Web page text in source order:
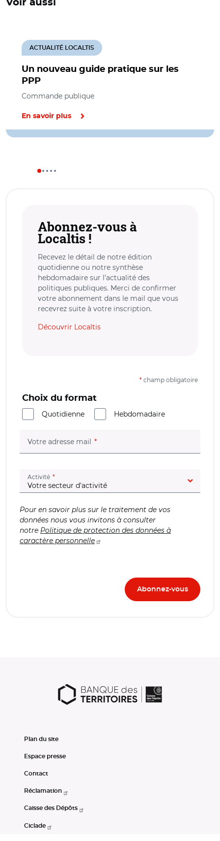
Voir aussi
Un nouveau guide pratique sur les
PPP
ACTUALITÉ LOCALTIS
Commande publique
En savoir plus
Abonnez-vous à
Localtis !
Recevez le détail de notre édition
quotidienne ou notre synthèse
hebdomadaire sur l’actualité des
politiques publiques. Merci de confirmer
votre abonnement dans le mail que vous
recevrez suite à votre inscription.
Découvrir Localtis
* champ obligatoire
Choix du format
Quotidienne
Hebdomadaire
Votre adresse mail (champ obligatoire)
Activité (champ obligatoire)
Pour en savoir plus sur le traitement de vos
données nous vous invitons à consulter
notre Politique de protection des données à
caractère personnelle
Plan du site
Espace presse
Contact
Réclamation
Caisse des Dépôts
Ciclade